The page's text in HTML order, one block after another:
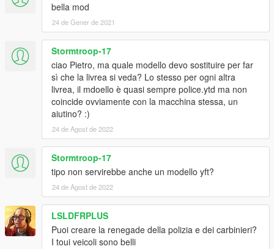
bella mod
24 de Gener de 2021
Stormtroop-17
ciao Pietro, ma quale modello devo sostituire per far
sì che la livrea si veda? Lo stesso per ogni altra
livrea, il mdoello è quasi sempre police.ytd ma non
coincide ovviamente con la macchina stessa, un
aiutino? :)
24 de Agost de 2022
Stormtroop-17
tipo non servirebbe anche un modello yft?
24 de Agost de 2022
LSLDFRPLUS
Puoi creare la renegade della polizia e dei carbinieri?
I toui veicoli sono belli